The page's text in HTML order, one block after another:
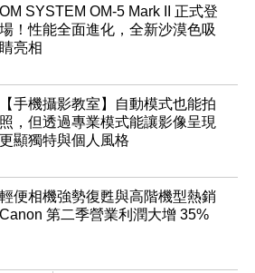
OM SYSTEM OM-5 Mark II 正式登
場！性能全面進化，全新沙漠色吸
睛亮相
【手機攝影教室】自動模式也能拍
照，但透過專業模式能讓影像呈現
更顯獨特與個人風格
輕便相機強勢復甦與高階機型熱銷
Canon 第二季營業利潤大增 35%